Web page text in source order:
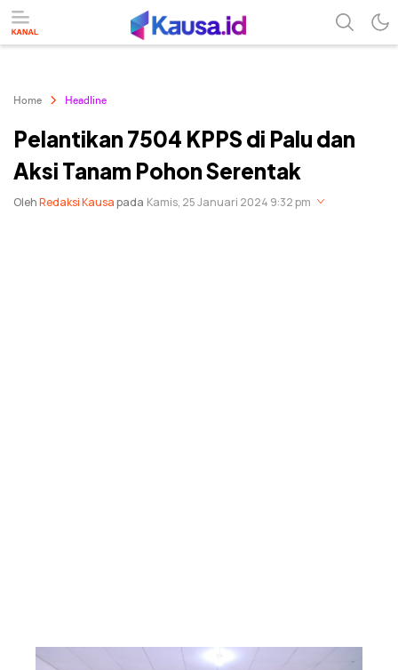
Home Headline
Pelantikan 7504 KPPS di Palu dan
Aksi Tanam Pohon Serentak
OlehRedaksi Kausapada Kamis, 25 Januari 2024 9:32 pm